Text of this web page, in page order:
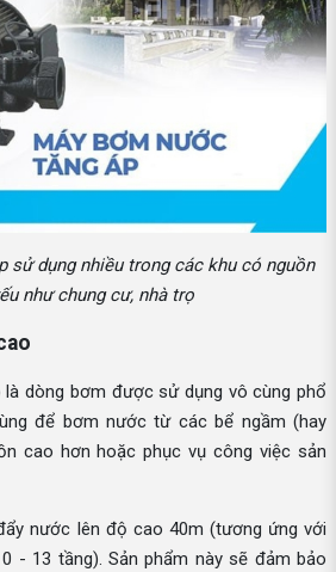
sử dụng nhiều trong các khu có nguồn
như chung cư, nhà trọ
dòng bơm được sử dụng vô cùng phổ
để bơm nước từ các bể ngầm (hay
cao hơn hoặc phục vụ công việc sản
nước lên độ cao 40m (tương ứng với
- 13 tầng). Sản phẩm này sẽ đảm bảo